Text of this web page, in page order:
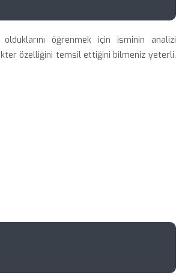
öğrenmek için
isminin analizi
özelliğini temsil ettiğini bilmeniz yeterli.